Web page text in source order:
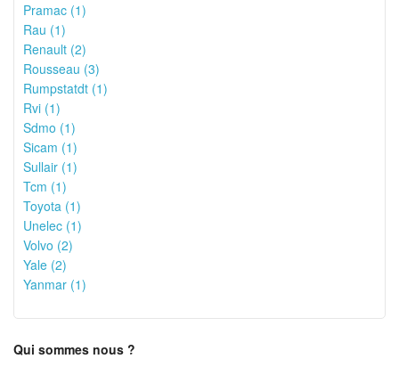
Pramac (1)
Rau (1)
Renault (2)
Rousseau (3)
Rumpstatdt (1)
Rvi (1)
Sdmo (1)
Sicam (1)
Sullair (1)
Tcm (1)
Toyota (1)
Unelec (1)
Volvo (2)
Yale (2)
Yanmar (1)
Qui sommes nous ?